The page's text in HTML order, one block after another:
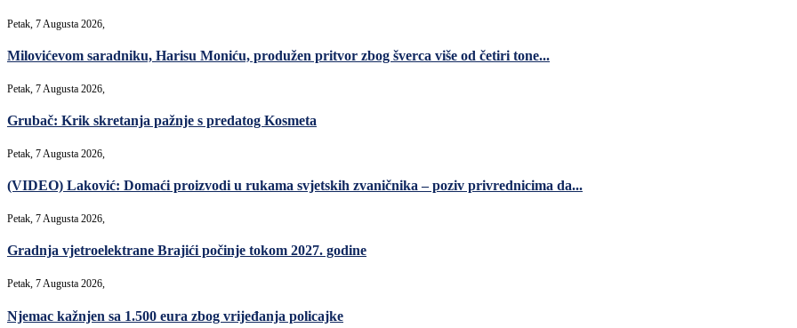
Petak, 7 Augusta 2026,
Milovićevom saradniku, Harisu Moniću, produžen pritvor zbog šverca više od četiri tone...
Petak, 7 Augusta 2026,
Grubač: Krik skretanja pažnje s predatog Kosmeta
Petak, 7 Augusta 2026,
(VIDEO) Laković: Domaći proizvodi u rukama svjetskih zvaničnika – poziv privrednicima da...
Petak, 7 Augusta 2026,
Gradnja vjetroelektrane Brajići počinje tokom 2027. godine
Petak, 7 Augusta 2026,
Njemac kažnjen sa 1.500 eura zbog vrijeđanja policajke